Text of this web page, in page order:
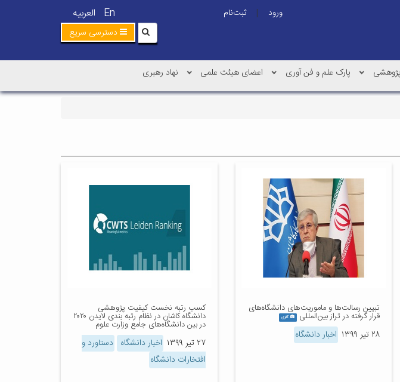
En العربیه ورود |
ثبت‌نام
دسترسی سریع
پارک علم و فن آوری اعضای هیئت علمی نهاد رهبری
تبیین رسالت‌ها و ماموریت‌های دانشگاه‌های
قرار گرفته در تراز بین‌المللی گالری
۲۸ تیر ۱۳۹۹ اخبار دانشگاه
کسب رتبه نخست کیفیت پژوهشی
دانشگاه کاشان در نظام رتبه بندی لایدن ۲۰۲۰
در بین دانشگاه‌های جامع وزارت علوم
۲۷ تیر ۱۳۹۹ اخبار دانشگاه دستاورد و
افتخارات دانشگاه